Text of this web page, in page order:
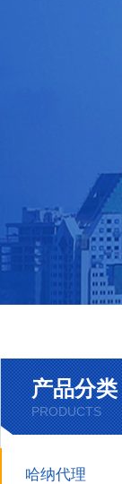
产品分类
PRODUCTS
哈纳代理